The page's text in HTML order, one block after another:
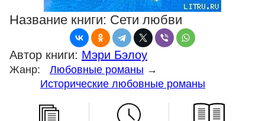
Название книги: Сети любви
Автор книги: Мэри Бэлоу
Жанр: Любовные романы →
Исторические любовные романы